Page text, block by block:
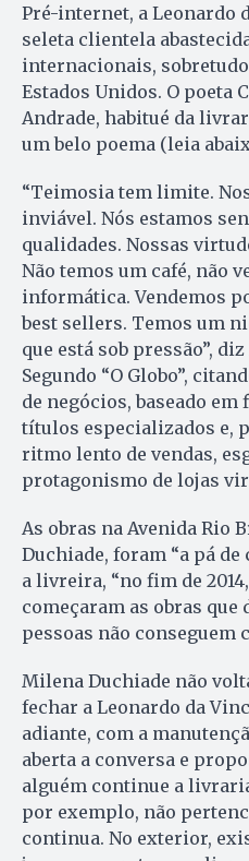
Pré-internet, a Leonardo
seleta clientela
internacionais,
Estados Unidos. O poeta
Andrade, habitué da
um belo poema (leia
“Teimosia tem limite.
inviável. Nós estamos
qualidades. Nossas
Não temos um café, não
informática. Vendemos
best sellers. Temos um
que está sob pressão”,
Segundo “O Globo”,
de negócios, baseado
títulos especializados e,
ritmo lento de vendas,
protagonismo de lojas
As obras na Avenida Rio
Duchiade, foram “a pá de
a livreira, “no fim de
começaram as obras que
pessoas não conseguem
Milena Duchiade não
fechar a Leonardo da
adiante, com a
aberta a conversa e
alguém continue a
por exemplo, não
continua. No exterior,